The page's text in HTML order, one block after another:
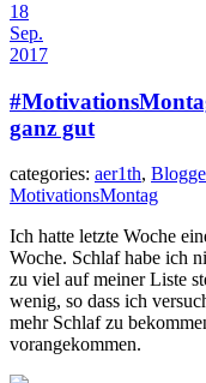
18
Sep.
2017
ganz gut
categories: aer1th,
MotivationsMontag
Ich hatte letzte Woche
Woche. Schlaf habe ich
zu viel auf meiner Liste
wenig, so dass ich
mehr Schlaf zu
vorangekommen.